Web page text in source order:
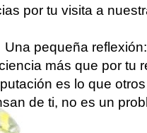
por tu visita a
Una pequeña
más que por tu
es lo que
de ti, no es un